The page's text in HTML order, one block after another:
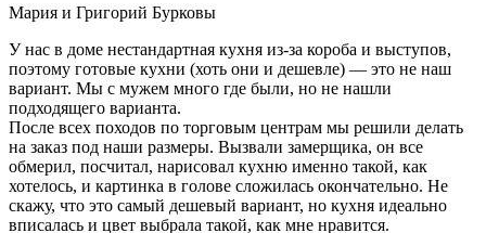
Мария и Григорий Бурковы
У нас в доме нестандартная кухня из-за короба и выступов,
поэтому готовые кухни (хоть они и дешевле) — это не наш
вариант. Мы с мужем много где были, но не нашли
подходящего варианта.
После всех походов по торговым центрам мы решили делать
на заказ под наши размеры. Вызвали замерщика, он все
обмерил, посчитал, нарисовал кухню именно такой, как
хотелось, и картинка в голове сложилась окончательно. Не
скажу, что это самый дешевый вариант, но кухня идеально
вписалась и цвет выбрала такой, как мне нравится.